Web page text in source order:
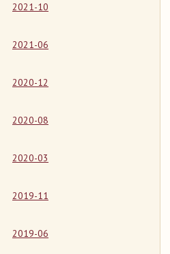
2021-10
2021-06
2020-12
2020-08
2020-03
2019-11
2019-06